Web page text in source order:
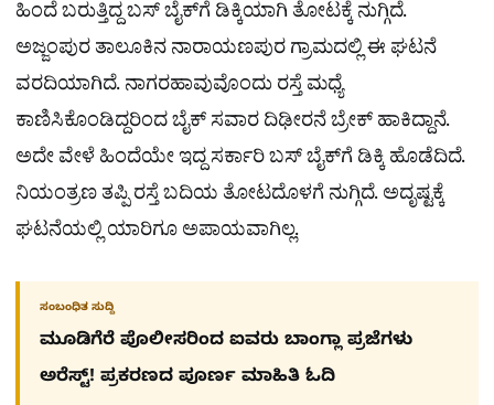
ಹಿಂದೆ ಬರುತ್ತಿದ್ದ ಬಸ್ ಬೈಕ್‌ಗೆ ಡಿಕ್ಕಿಯಾಗಿ ತೋಟಕ್ಕೆ ನುಗ್ಗಿದೆ.
ಅಜ್ಜಂಪುರ ತಾಲೂಕಿನ ನಾರಾಯಣಪುರ ಗ್ರಾಮದಲ್ಲಿ ಈ ಘಟನೆ
ವರದಿಯಾಗಿದೆ. ನಾಗರಹಾವುವೊಂದು ರಸ್ತೆ ಮಧ್ಯೆ
ಕಾಣಿಸಿಕೊಂಡಿದ್ದರಿಂದ ಬೈಕ್ ಸವಾರ ದಿಢೀರನೆ ಬ್ರೇಕ್ ಹಾಕಿದ್ದಾನೆ.
ಅದೇ ವೇಳೆ ಹಿಂದೆಯೇ ಇದ್ದ ಸರ್ಕಾರಿ ಬಸ್​ ಬೈಕ್‌ಗೆ ಡಿಕ್ಕಿ ಹೊಡೆದಿದೆ.
ನಿಯಂತ್ರಣ ತಪ್ಪಿ ರಸ್ತೆ ಬದಿಯ ತೋಟದೊಳಗೆ ನುಗ್ಗಿದೆ. ಅದೃಷ್ಟಕ್ಕೆ
ಘಟನೆಯಲ್ಲಿ ಯಾರಿಗೂ ಅಪಾಯವಾಗಿಲ್ಲ.
ಸಂಬಂಧಿತ ಸುದ್ದಿ
ಮೂಡಿಗೆರೆ ಪೊಲೀಸರಿಂದ ಐವರು ಬಾಂಗ್ಲಾ ಪ್ರಜೆಗಳು
ಅರೆಸ್ಟ್! ಪ್ರಕರಣದ ಪೂರ್ಣ ಮಾಹಿತಿ ಓದಿ